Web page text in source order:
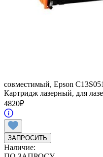
совместимый, Epson
Картридж лазерный, для
4820₽
ЗАПРОСИТЬ
Наличие: